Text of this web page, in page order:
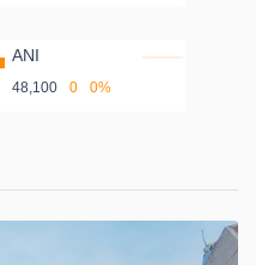
ANI
48,100 0 0%